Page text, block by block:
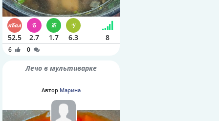
52.5 2.7 1.7 6.3 8
6 0
Лечо в мультиварке
Автор Марина